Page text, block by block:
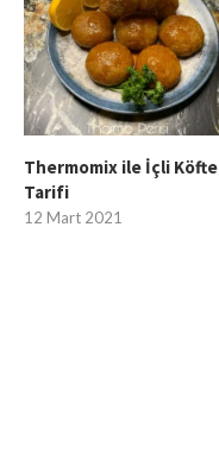
Thermomix ile İçli Köfte
Tarifi
12 Mart 2021